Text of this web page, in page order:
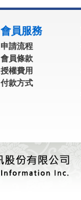
會員服務
申請流程
會員條款
授權費用
付款方式